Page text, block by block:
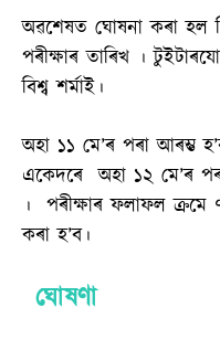
অৱশেষত ঘোষনা কৰা হল
পৰীক্ষাৰ তাৰিখ ।
বিশ্ব শৰ্মাই।
অহা ১১ মে’ৰ পৰা আৰম্ভ
একেদৰে অহা ১২ মে’ৰ
। পৰীক্ষাৰ ফলাফল
কৰা হ’ব।
ঘোষণা